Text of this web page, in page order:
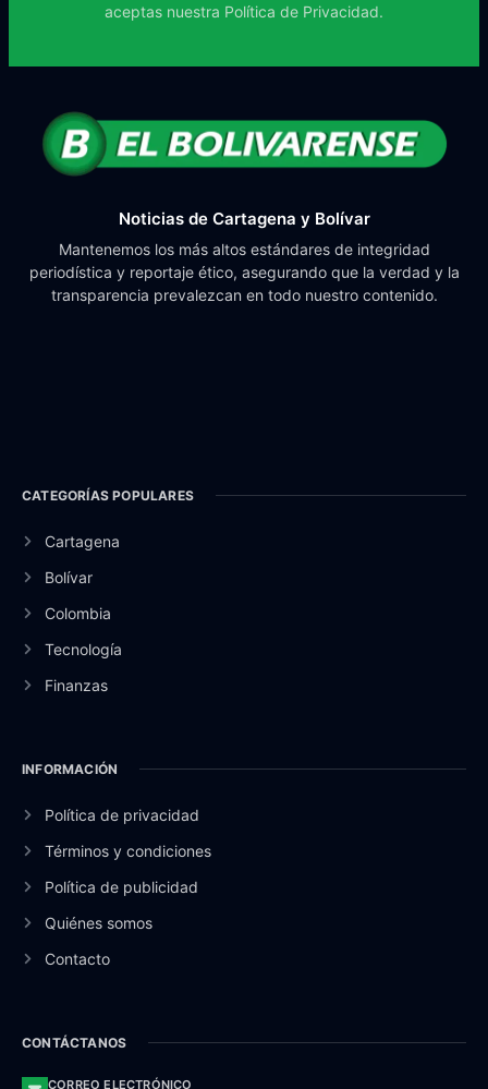
aceptas nuestra Política de Privacidad.
Noticias de Cartagena y Bolívar
Mantenemos los más altos estándares de integridad
periodística y reportaje ético, asegurando que la verdad y la
transparencia prevalezcan en todo nuestro contenido.
CATEGORÍAS POPULARES
Cartagena
Bolívar
Colombia
Tecnología
Finanzas
INFORMACIÓN
Política de privacidad
Términos y condiciones
Política de publicidad
Quiénes somos
Contacto
CONTÁCTANOS
CORREO ELECTRÓNICO